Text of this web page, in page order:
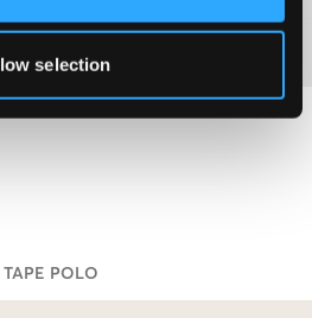
selection
TAPE POLO